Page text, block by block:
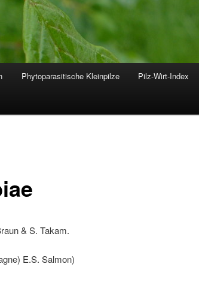
Phytoparasitische Kleinpilze Pilz-Wirt-Index
& S. Takam.
E.S. Salmon)